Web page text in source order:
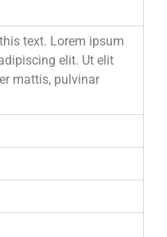
text. Lorem ipsum
elit. Ut elit
mattis, pulvinar